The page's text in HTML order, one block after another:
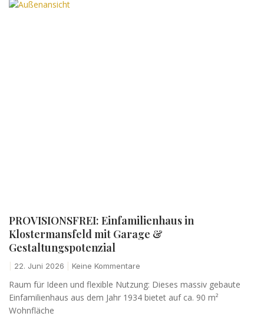
PROVISIONSFREI: Einfamilienhaus in
Klostermansfeld mit Garage &
Gestaltungspotenzial
22. Juni 2026 Keine Kommentare
Raum für Ideen und flexible Nutzung: Dieses massiv gebaute
Einfamilienhaus aus dem Jahr 1934 bietet auf ca. 90 m²
Wohnfläche